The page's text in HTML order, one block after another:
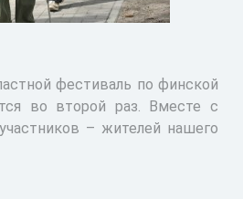
фестиваль по финской
во второй раз. Вместе с
– жителей нашего